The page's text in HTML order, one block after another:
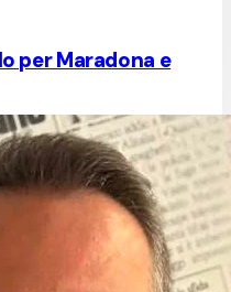
per Maradona e